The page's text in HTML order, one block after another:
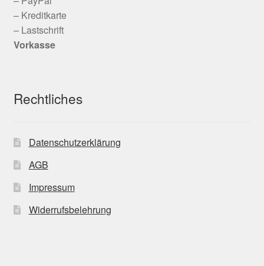
– Kreditkarte
– Lastschrift
Vorkasse
Rechtliches
Datenschutzerklärung
AGB
Impressum
Widerrufsbelehrung